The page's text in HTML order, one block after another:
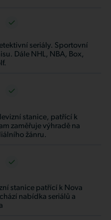
seriály. Sportovní
Dále NHL, NBA, Box,
stanice, patřící k
zaměřuje výhradě na
žánru.
stanice patřící k Nova
nabídka seriálů a